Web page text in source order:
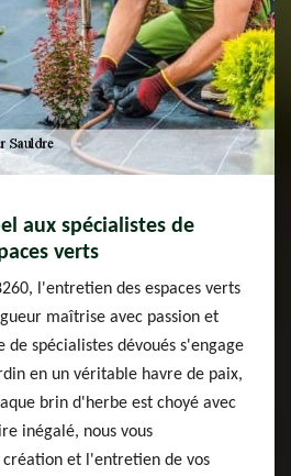
aux spécialistes de
verts
l'entretien des espaces verts
maîtrise avec passion et
spécialistes dévoués s'engage
en un véritable havre de paix,
brin d'herbe est choyé avec
inégalé, nous vous
création et l'entretien de vos